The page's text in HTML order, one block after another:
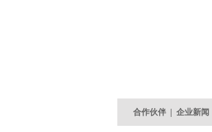
合作伙伴 企业新闻